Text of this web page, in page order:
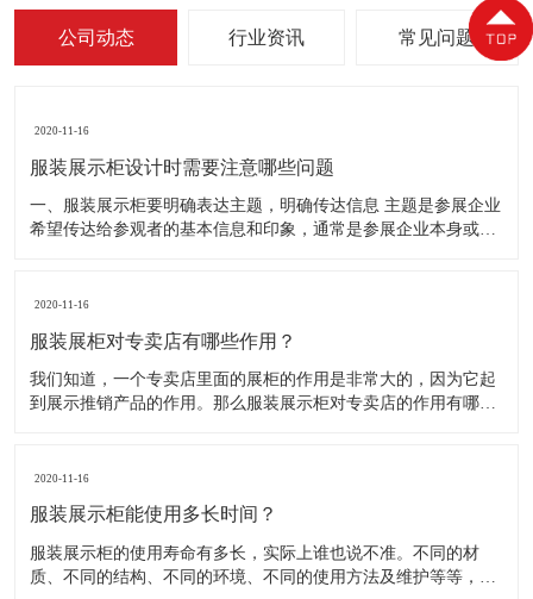
公司动态 行业资讯 常见问题
2020-11-16
服装展示柜设计时需要注意哪些问题
一、服装展示柜要明确表达主题，明确传达信息 主题是参展企业
希望传达给参观者的基本信息和印象，通常是参展企业本身或产
2020-11-16
服装展柜对专卖店有哪些作用？
我们知道，一个专卖店里面的展柜的作用是非常大的，因为它起
到展示推销产品的作用。那么服装展示柜对专卖店的作用有哪些
陈列展示商品。把商品的风采展现在消费者面前，使消费者对商
2020-11-16
服装展示柜能使用多长时间？
服装展示柜的使用寿命有多长，实际上谁也说不准。不同的材
质、不同的结构、不同的环境、不同的使用方法及维护等等，都